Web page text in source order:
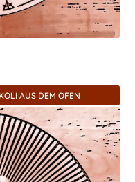
AUS DEM OFEN